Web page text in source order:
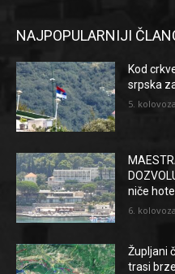
NAJPOPULARNIJI
Kod
srpska
5.
niče
6.
Župljani
trasi